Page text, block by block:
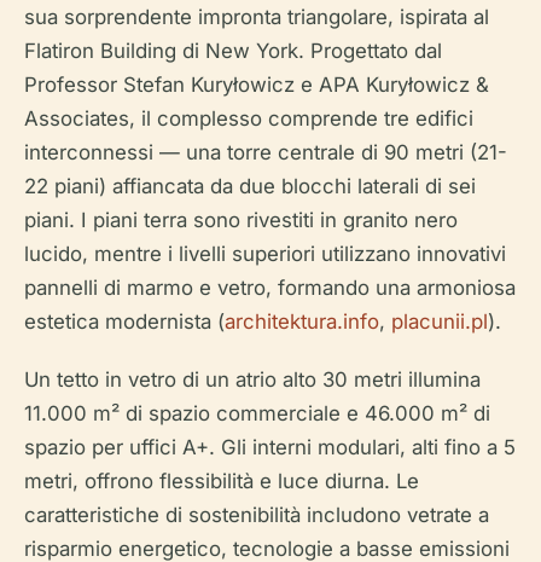
sua sorprendente impronta triangolare, ispirata al
Flatiron Building di New York. Progettato dal
Professor Stefan Kuryłowicz e APA Kuryłowicz &
Associates, il complesso comprende tre edifici
interconnessi — una torre centrale di 90 metri (21-
22 piani) affiancata da due blocchi laterali di sei
piani. I piani terra sono rivestiti in granito nero
lucido, mentre i livelli superiori utilizzano innovativi
pannelli di marmo e vetro, formando una armoniosa
estetica modernista (architektura.info, placunii.pl).
Un tetto in vetro di un atrio alto 30 metri illumina
11.000 m² di spazio commerciale e 46.000 m² di
spazio per uffici A+. Gli interni modulari, alti fino a 5
metri, offrono flessibilità e luce diurna. Le
caratteristiche di sostenibilità includono vetrate a
risparmio energetico, tecnologie a basse emissioni